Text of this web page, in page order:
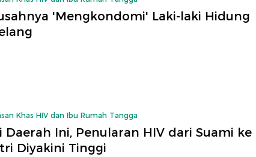
'Mengkondomi' Laki-laki Hidung
Khas HIV dan Ibu Rumah Tangga
Daerah Ini, Penularan HIV dari Suami ke
Diyakini Tinggi